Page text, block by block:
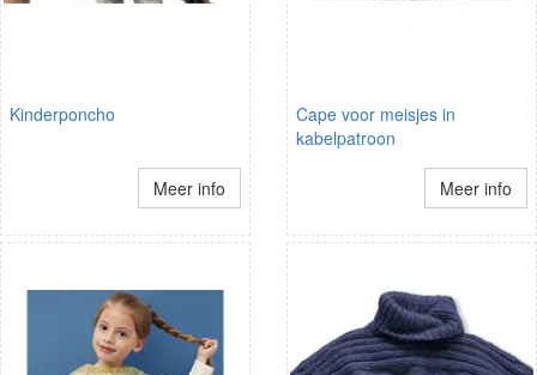
Kinderponcho
Meer info
Cape voor meisjes in
kabelpatroon
Meer info